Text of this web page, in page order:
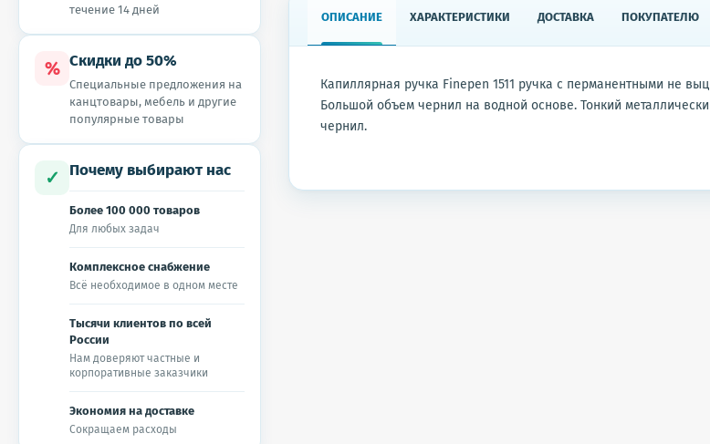
ОПИСАНИЕ ХАРАКТЕРИСТИКИ ДОСТАВКА ПОКУПАТЕЛЮ
Капиллярная ручка Finepen 1511 ручка с перманентными не
Большой объем чернил на водной основе. Тонкий
чернил.
течение 14 дней
% Скидки до 50%
Специальные предложения на
канцтовары, мебель и другие
популярные товары
✓ Почему выбирают нас
Более 100 000 товаров
Для любых задач
Комплексное снабжение
Всё необходимое в одном месте
Тысячи клиентов по всей
России
Нам доверяют частные и
корпоративные заказчики
Экономия на доставке
Сокращаем расходы